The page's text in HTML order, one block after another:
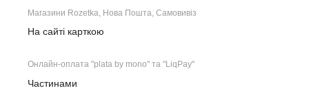
Магазини Rozetka, Нова Пошта, Самовивіз
На сайті карткою
Онлайн-оплата "plata by mono" та "LiqPay"
Частинами